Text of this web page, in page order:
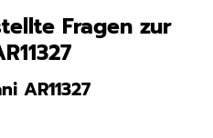
Fragen zur
AR11327